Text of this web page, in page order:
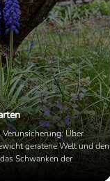
Über
geratene Welt und den
Schwanken der